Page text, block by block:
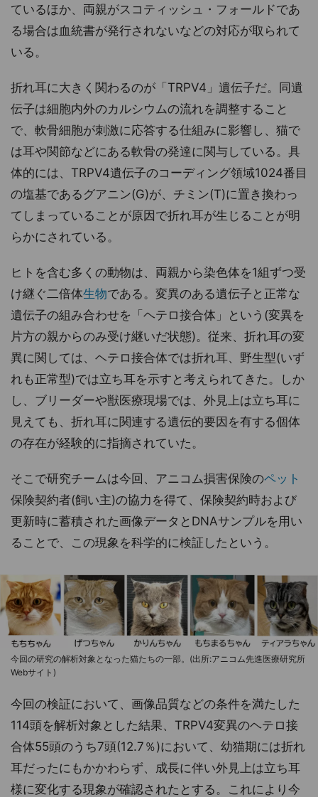
ているほか、両親がスコティッシュ・フォールドであ
る場合は血統書が発行されないなどの対応が取られて
いる。
折れ耳に大きく関わるのが「TRPV4」遺伝子だ。同遺
伝子は細胞内外のカルシウムの流れを調整すること
で、軟骨細胞が刺激に応答する仕組みに影響し、猫で
は耳や関節などにある軟骨の発達に関与している。具
体的には、TRPV4遺伝子のコーディング領域1024番目
の塩基であるグアニン(G)が、チミン(T)に置き換わっ
てしまっていることが原因で折れ耳が生じることが明
らかにされている。
ヒトを含む多くの動物は、両親から染色体を1組ずつ受
け継ぐ二倍体生物である。変異のある遺伝子と正常な
遺伝子の組み合わせを「ヘテロ接合体」という(変異を
片方の親からのみ受け継いだ状態)。従来、折れ耳の変
異に関しては、ヘテロ接合体では折れ耳、野生型(いず
れも正常型)では立ち耳を示すと考えられてきた。しか
し、ブリーダーや獣医療現場では、外見上は立ち耳に
見えても、折れ耳に関連する遺伝的要因を有する個体
の存在が経験的に指摘されていた。
そこで研究チームは今回、アニコム損害保険のペット
保険契約者(飼い主)の協力を得て、保険契約時および
更新時に蓄積された画像データとDNAサンプルを用い
ることで、この現象を科学的に検証したという。
今回の研究の解析対象となった猫たちの一部。(出所:アニコム先進医療研究所
Webサイト)
今回の検証において、画像品質などの条件を満たした
114頭を解析対象とした結果、TRPV4変異のヘテロ接
合体55頭のうち7頭(12.7％)において、幼猫期には折れ
耳だったにもかかわらず、成長に伴い外見上は立ち耳
様に変化する現象が確認されたとする。これにより今